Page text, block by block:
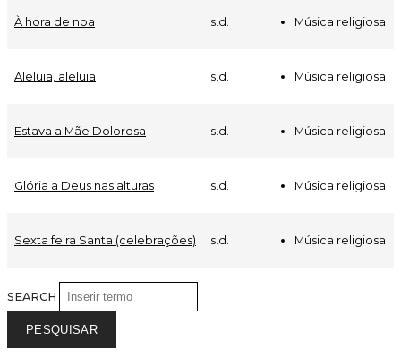
À hora de noa s.d. Música religiosa
Aleluia, aleluia s.d. Música religiosa
Estava a Mãe Dolorosa s.d. Música religiosa
Glória a Deus nas alturas s.d. Música religiosa
Sexta feira Santa (celebrações) s.d. Música religiosa
SEARCH